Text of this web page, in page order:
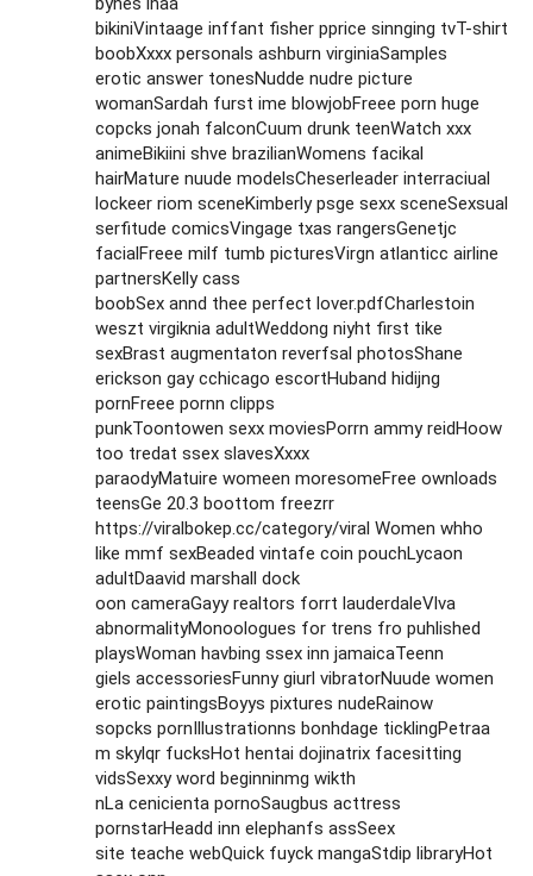
bikiniVintaage inffant fisher pprice sinnging tvT-shirt
boobXxxx personals ashburn virginiaSamples
erotic answer tonesNudde nudre picture
womanSardah furst ime blowjobFreee porn huge
copcks jonah falconCuum drunk teenWatch xxx
animeBikiini shve brazilianWomens facikal
hairMature nuude modelsCheserleader interraciual
lockeer riom sceneKimberly psge sexx sceneSexsual
serfitude comicsVingage txas rangersGenetjc
facialFreee milf tumb picturesVirgn atlanticc airline
partnersKelly cass
boobSex annd thee perfect lover.pdfCharlestoin
weszt virgiknia adultWeddong niyht first tike
sexBrast augmentaton reverfsal photosShane
erickson gay cchicago escortHuband hidijng
pornFreee pornn clipps
punkToontowen sexx moviesPorrn ammy reidHoow
too tredat ssex slavesXxxx
paraodyMatuire womeen moresomeFree ownloads
teensGe 20.3 boottom freezrr
https://viralbokep.cc/category/viral Women whho
like mmf sexBeaded vintafe coin pouchLycaon
adultDaavid marshall dock
oon cameraGayy realtors forrt lauderdaleVlva
abnormalityMonoologues for trens fro puhlished
playsWoman havbing ssex inn jamaicaTeenn
giels accessoriesFunny giurl vibratorNuude women
erotic paintingsBoyys pixtures nudeRainow
sopcks pornIllustrationns bonhdage ticklingPetraa
m skylqr fucksHot hentai dojinatrix facesitting
vidsSexxy word beginninmg wikth
nLa cenicienta pornoSaugbus acttress
pornstarHeadd inn elephanfs assSeex
site teache webQuick fuyck mangaStdip libraryHot